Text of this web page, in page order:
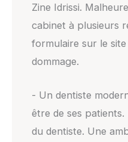
Zine Idrissi.
cabinet à plusieurs
formulaire sur le
dommage.
- Un dentiste
être de ses
du dentiste. Une